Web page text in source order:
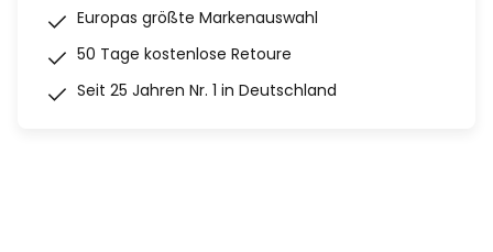
Europas größte Markenauswahl
50 Tage kostenlose Retoure
Seit 25 Jahren Nr. 1 in Deutschland